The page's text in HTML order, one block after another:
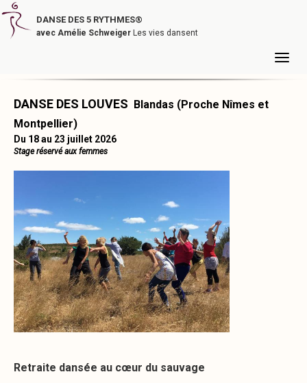
DANSE DES 5 RYTHMES®
avec Amélie Schweiger Les vies dansent
DANSE DES LOUVES Blandas (Proche Nîmes et
Montpellier)
Du 18 au 23 juillet 2026
Stage réservé aux femmes
Retraite dansée au cœur du sauvage